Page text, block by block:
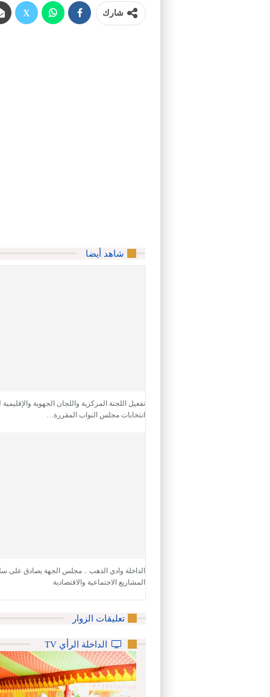
شارك
شاهد أيضا
تفعيل اللجنة المركزية واللجان الجهوية والإقليمية
انتخابات مجلس النواب المقررة…
الداخلة وادي الذهب .. مجلس الجهة يصادق على
المشاريع الاجتماعية والاقتصادية
تعليقات الزوار
الداخلة الرأي TV